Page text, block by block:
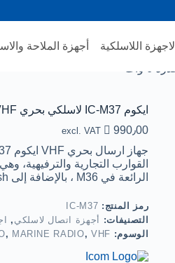
الاجهزة اللاسلكية أجهزة الملاحة
ايكوم IC-M37 لاسلكي بحري VHF بقدرة 6 وات

990٫00 excl. VAT
الرائعة في M36 ، بالإضافة إلى Float’n Flash الحصري من Icom وبطارية قياسية ذات سعة أكبر.
رمز المنتج: IC-M37
التصنيفات: أجهزة اتصال لاسلكي ,
الوسوم:
, MARINE RADIO,VHF